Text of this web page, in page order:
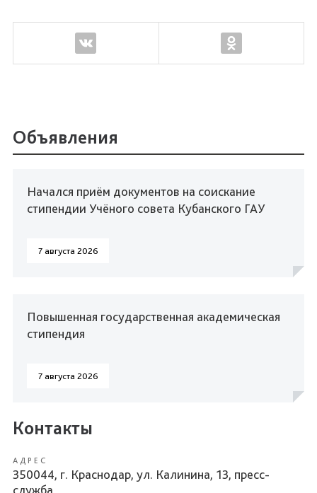
Объявления
Начался приём документов на соискание
стипендии Учёного совета Кубанского ГАУ
7 августа 2026
Повышенная государственная академическая
стипендия
7 августа 2026
Контакты
АДРЕС
350044, г. Краснодар, ул. Калинина, 13, пресс-
служба